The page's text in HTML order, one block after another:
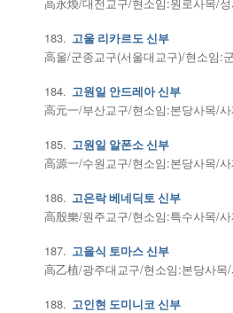
183. 고울 리카르도 신부
高울/군종교구(서울대교구)/현소임:
184. 고원일 안드레아 신부
高元一/부산교구/현소임:본당사목/
185. 고원일 알폰소 신부
高源一/수원교구/현소임:본당사목/
186. 고은락 베네딕토 신부
高殷樂/원주교구/현소임:특수사목/
187. 고을식 토마스 신부
高乙植/광주대교구/현소임:본당사목
188. 고인현 도미니코 신부